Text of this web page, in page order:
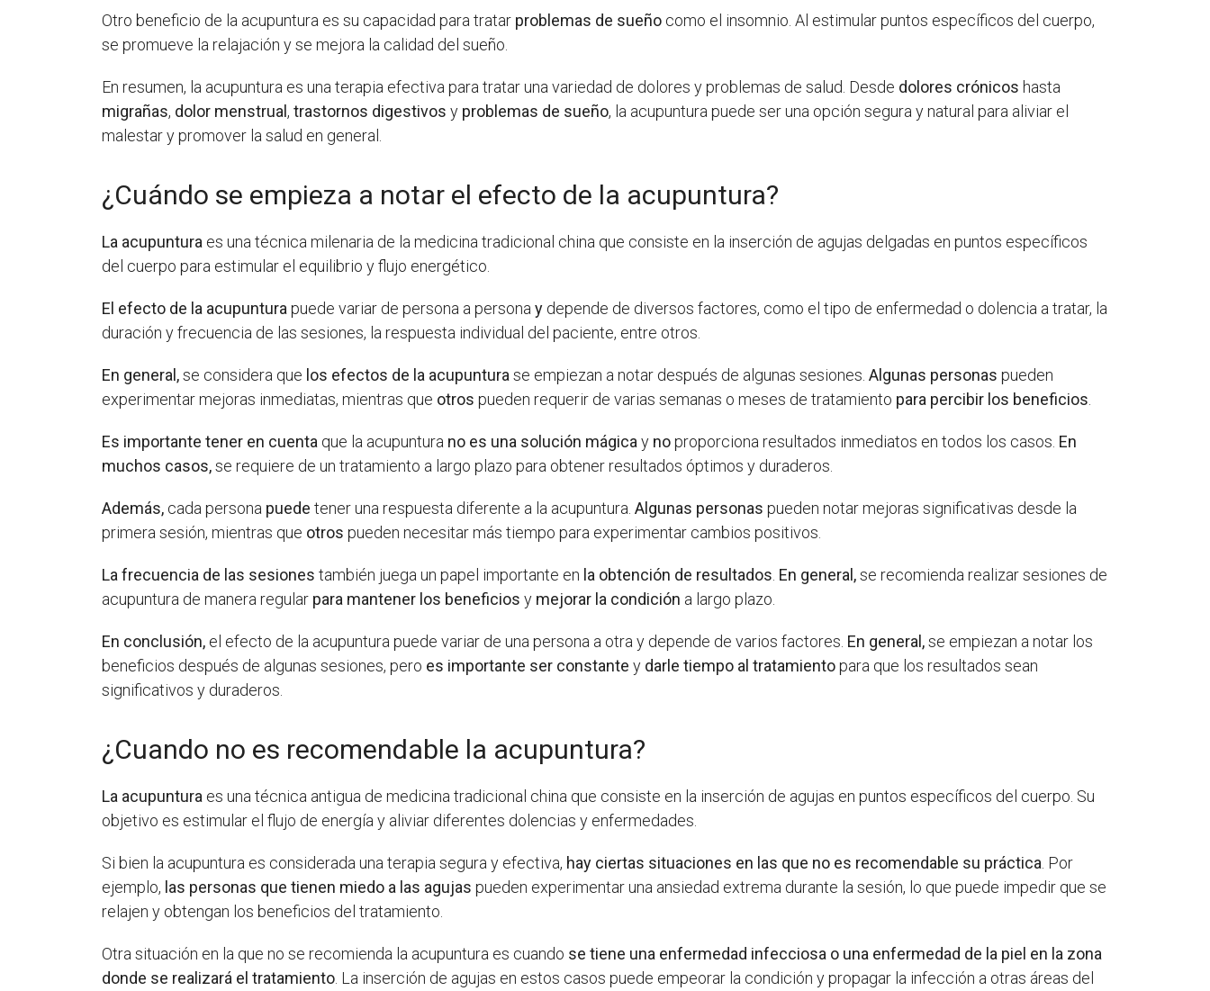
Otro beneficio de la acupuntura es su capacidad para tratar problemas de sueño como el insomnio. Al estimular puntos específicos del cuerpo,
se promueve la relajación y se mejora la calidad del sueño.
En resumen, la acupuntura es una terapia efectiva para tratar una variedad de dolores y problemas de salud. Desde dolores crónicos hasta
migrañas, dolor menstrual,trastornos digestivos y problemas de sueño, la acupuntura puede ser una opción segura y natural para aliviar el
malestar y promover la salud en general.
¿Cuándo se empieza a notar el efecto de la acupuntura?
La acupuntura es una técnica milenaria de la medicina tradicional china que consiste en la inserción de agujas delgadas en puntos específicos
del cuerpo para estimular el equilibrio y flujo energético.
El efecto de la acupuntura puede variar de persona a personay depende de diversos factores, como el tipo de enfermedad o dolencia a tratar, la
duración y frecuencia de las sesiones, la respuesta individual del paciente, entre otros.
En general,se considera que los efectos de la acupuntura se empiezan a notar después de algunas sesiones.Algunas personas pueden
experimentar mejoras inmediatas, mientras que otros pueden requerir de varias semanas o meses de tratamiento para percibir los beneficios
Es importante tener en cuenta que la acupuntura no es una solución mágica y noproporciona resultados inmediatos en todos los casos. En
muchos casos,se requiere de un tratamiento a largo plazo para obtener resultados óptimos y duraderos.
Además, cada persona puede tener una respuesta diferente a la acupuntura.Algunas personas pueden notar mejoras significativas desde la
primera sesión, mientras que otros pueden necesitar más tiempo para experimentar cambios positivos.
La frecuencia de las sesiones también juega un papel importante en la obtención de resultados En general,se recomienda realizar sesiones de
acupuntura de manera regular para mantener los beneficios y mejorar la condición a largo plazo.
En conclusión, el efecto de la acupuntura puede variar de una persona a otra y depende de varios factores. En general,se empiezan a notar los
beneficios después de algunas sesiones, pero es importante ser constante y darle tiempo al tratamientopara que los resultados sean
significativos y duraderos.
¿Cuando no es recomendable la acupuntura?
La acupuntura es una técnica antigua de medicina tradicional china que consiste en la inserción de agujas en puntos específicos del cuerpo. Su
objetivo es estimular el flujo de energía y aliviar diferentes dolencias y enfermedades.
Si bien la acupuntura es considerada una terapia segura y efectiva, hay ciertas situaciones en las que no es recomendable su práctica . Por
ejemplo, las personas que tienen miedo a las agujas pueden experimentar una ansiedad extrema durante la sesión, lo que puede impedir que se
relajen y obtengan los beneficios del tratamiento.
Otra situación en la que no se recomienda la acupuntura es cuando se tiene una enfermedad infecciosa o una enfermedad de la piel en la zona
donde se realizará el tratamiento . La inserción de agujas en estos casos puede empeorar la condición y propagar la infección a otras áreas del